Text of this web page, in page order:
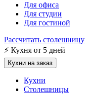
Для офиса
Для студии
Для гостиной
Рассчитать столешницу
⚡ Кухня от 5 дней
Кухни на заказ
Кухни
Столешницы